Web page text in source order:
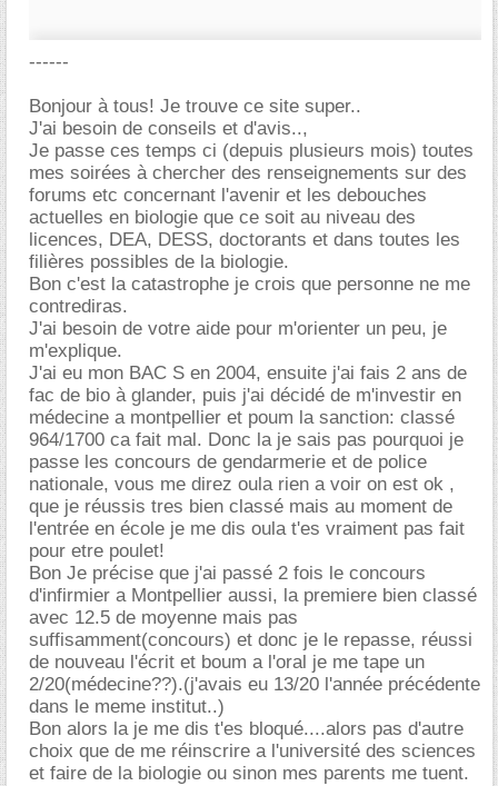
------
Bonjour à tous! Je trouve ce site super..
J'ai besoin de conseils et d'avis..,
Je passe ces temps ci (depuis plusieurs mois) toutes
mes soirées à chercher des renseignements sur des
forums etc concernant l'avenir et les debouches
actuelles en biologie que ce soit au niveau des
licences, DEA, DESS, doctorants et dans toutes les
filières possibles de la biologie.
Bon c'est la catastrophe je crois que personne ne me
contrediras.
J'ai besoin de votre aide pour m'orienter un peu, je
m'explique.
J'ai eu mon BAC S en 2004, ensuite j'ai fais 2 ans de
fac de bio à glander, puis j'ai décidé de m'investir en
médecine a montpellier et poum la sanction: classé
964/1700 ca fait mal. Donc la je sais pas pourquoi je
passe les concours de gendarmerie et de police
nationale, vous me direz oula rien a voir on est ok ,
que je réussis tres bien classé mais au moment de
l'entrée en école je me dis oula t'es vraiment pas fait
pour etre poulet!
Bon Je précise que j'ai passé 2 fois le concours
d'infirmier a Montpellier aussi, la premiere bien classé
avec 12.5 de moyenne mais pas
suffisamment(concours) et donc je le repasse, réussi
de nouveau l'écrit et boum a l'oral je me tape un
2/20(médecine??).(j'avais eu 13/20 l'année précédente
dans le meme institut..)
Bon alors la je me dis t'es bloqué....alors pas d'autre
choix que de me réinscrire a l'université des sciences
et faire de la biologie ou sinon mes parents me tuent.